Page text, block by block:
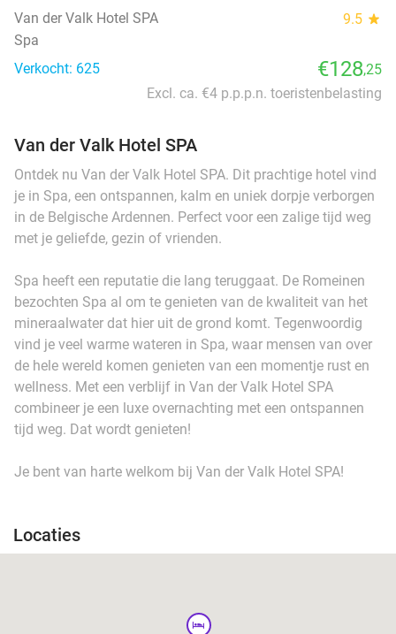
Van der Valk Hotel SPA 9.5 star
Spa
Verkocht: 625
€128,25
Excl. ca. €4 p.p.p.n. toeristenbelasting
Van der Valk Hotel SPA
Ontdek nu Van der Valk Hotel SPA. Dit prachtige hotel vind
je in Spa, een ontspannen, kalm en uniek dorpje verborgen
in de Belgische Ardennen. Perfect voor een zalige tijd weg
met je geliefde, gezin of vrienden.
Spa heeft een reputatie die lang teruggaat. De Romeinen
bezochten Spa al om te genieten van de kwaliteit van het
mineraalwater dat hier uit de grond komt. Tegenwoordig
vind je veel warme wateren in Spa, waar mensen van over
de hele wereld komen genieten van een momentje rust en
wellness. Met een verblijf in Van der Valk Hotel SPA
combineer je een luxe overnachting met een ontspannen
tijd weg. Dat wordt genieten!
Je bent van harte welkom bij Van der Valk Hotel SPA!
Locaties
hotel